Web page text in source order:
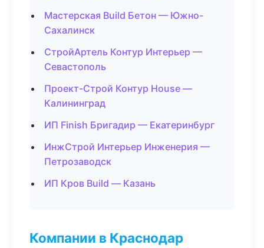
Мастерская Build Бетон — Южно-
Сахалинск
СтройАртель Контур Интерьер —
Севастополь
Проект-Строй Контур House —
Калининград
ИП Finish Бригадир — Екатеринбург
ИнжСтрой Интерьер Инженерия —
Петрозаводск
ИП Кров Build — Казань
Компании в Краснодар